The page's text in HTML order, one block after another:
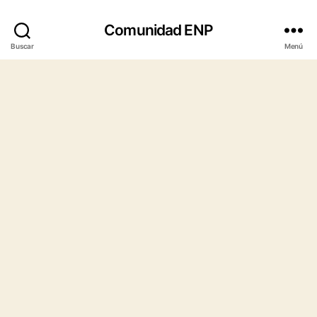
Buscar
Comunidad ENP
Menú